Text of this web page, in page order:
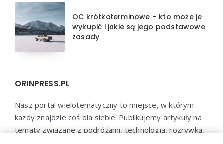
OC krótkoterminowe – kto może je
wykupić i jakie są jego podstawowe
zasady
ORINPRESS.PL
Nasz portal wielotematyczny to miejsce, w którym
każdy znajdzie coś dla siebie. Publikujemy artykuły na
tematy związane z podróżami, technologią, rozrywką,